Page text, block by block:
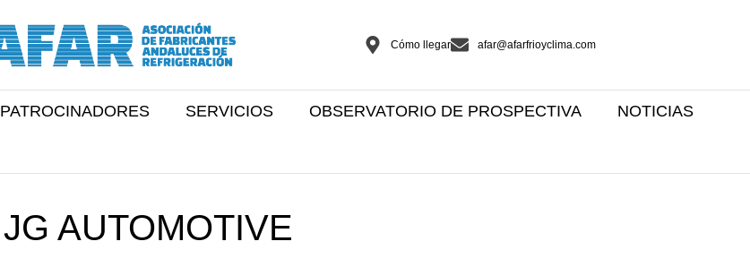
Cómo llegar afar@afarfrioyclima.com
PATROCINADORES SERVICIOS OBSERVATORIO DE PROSPECTIVA NOTICIAS
JG AUTOMOTIVE